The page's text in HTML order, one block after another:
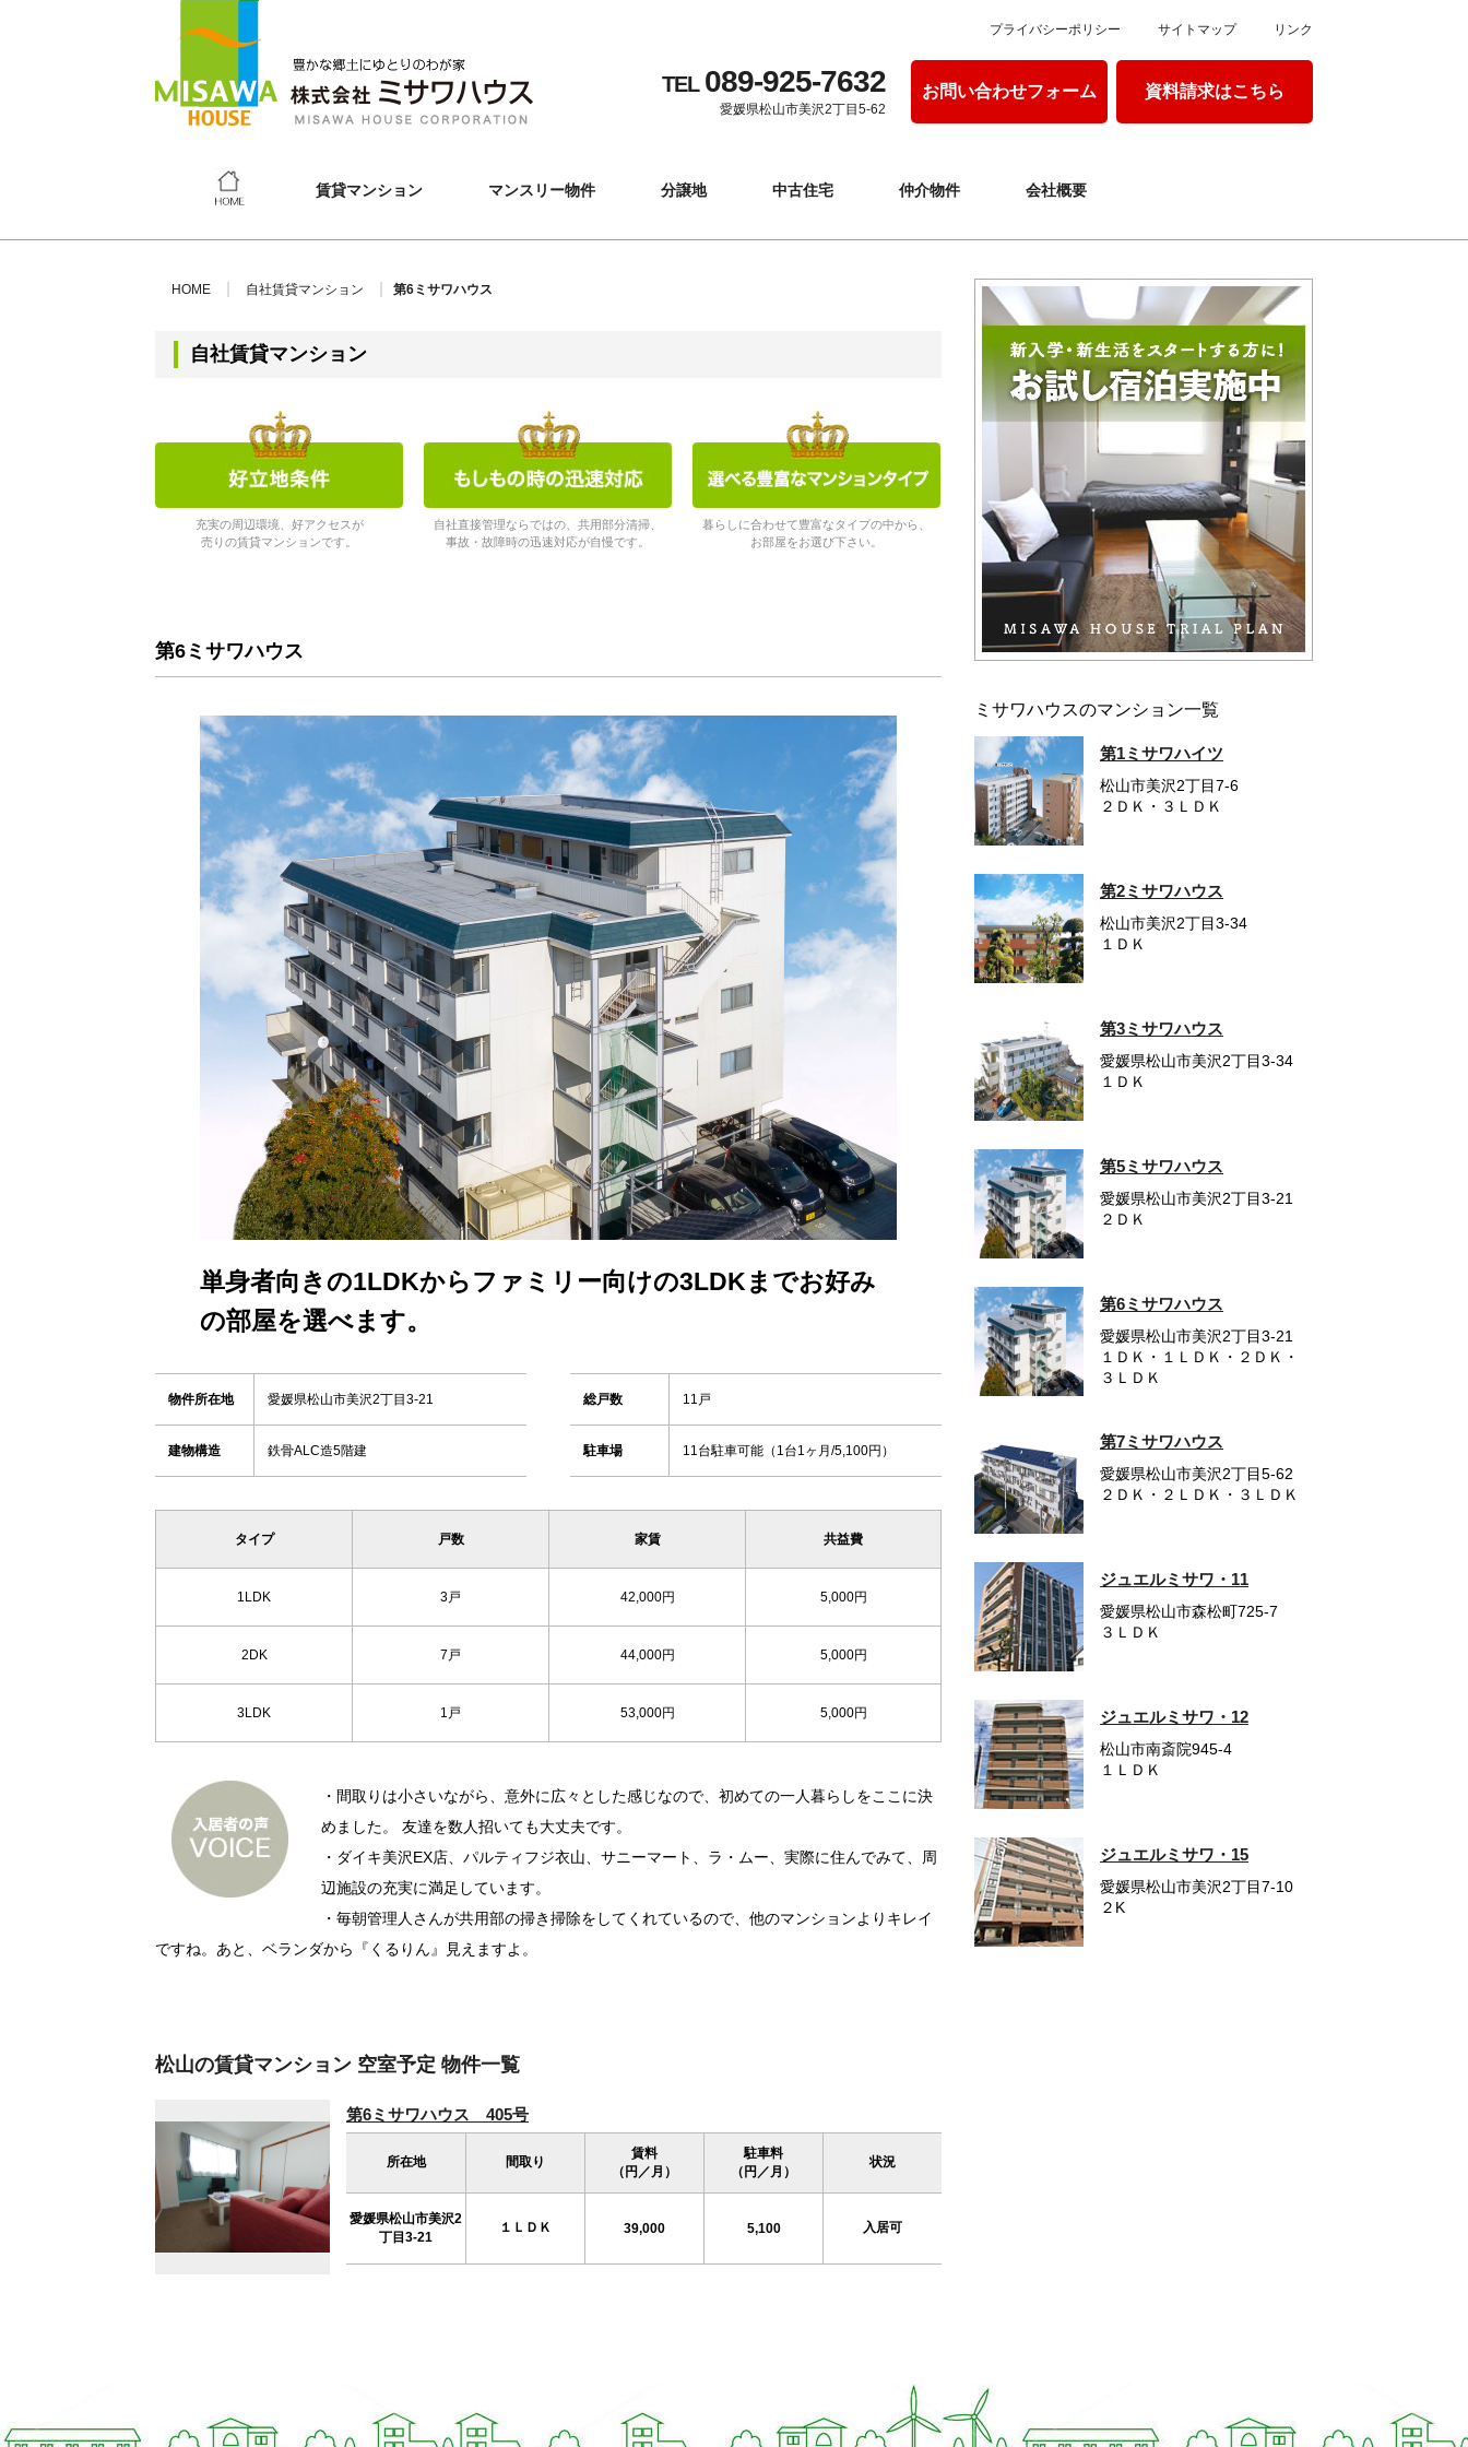
プライバシーポリシー サイトマップ リンク
TEL 089-925-7632
愛媛県松山市美沢2丁目5-62
お問い合わせフォーム 資料請求はこちら
賃貸マンション マンスリー物件 分譲地 中古住宅 仲介物件 会社概要
HOME 自社賃貸マンション 第6ミサワハウス
自社賃貸マンション
充実の周辺環境、好アクセスが
売りの賃貸マンションです。
自社直接管理ならではの、共用部分清掃、
事故・故障時の迅速対応が自慢です。
暮らしに合わせて豊富なタイプの中から、
お部屋をお選び下さい。
第6ミサワハウス
単身者向きの1LDKからファミリー向けの3LDKまでお好み
の部屋を選べます。
物件所在地 愛媛県松山市美沢2丁目3-21
建物構造 鉄骨ALC造5階建
総戸数 11戸
駐車場 11台駐車可能（1台1ヶ月/5,100円）
タイプ 戸数 家賃 共益費
1LDK 3戸 42,000円 5,000円
2DK 7戸 44,000円 5,000円
3LDK 1戸 53,000円 5,000円
・間取りは小さいながら、意外に広々とした感じなので、初めての一人暮らしをここに決
めました。 友達を数人招いても大丈夫です。
・ダイキ美沢EX店、パルティフジ衣山、サニーマート、ラ・ムー、実際に住んでみて、周
辺施設の充実に満足しています。
・毎朝管理人さんが共用部の掃き掃除をしてくれているので、他のマンションよりキレイ
ですね。あと、ベランダから『くるりん』見えますよ。
松山の賃貸マンション 空室予定 物件一覧
第6ミサワハウス 405号
所在地 間取り
賃料
（円／月）
駐車料
（円／月）
状況
愛媛県松山市美沢2
丁目3-21
１ＬＤＫ 39,000 5,100 入居可
ミサワハウスのマンション一覧
第1ミサワハイツ
松山市美沢2丁目7-6
２ＤＫ・３ＬＤＫ
第2ミサワハウス
松山市美沢2丁目3-34
１ＤＫ
第3ミサワハウス
愛媛県松山市美沢2丁目3-34
１ＤＫ
第5ミサワハウス
愛媛県松山市美沢2丁目3-21
２ＤＫ
第6ミサワハウス
愛媛県松山市美沢2丁目3-21
１ＤＫ・１ＬＤＫ・２ＤＫ・
３ＬＤＫ
第7ミサワハウス
愛媛県松山市美沢2丁目5-62
２ＤＫ・２ＬＤＫ・３ＬＤＫ
ジュエルミサワ・11
愛媛県松山市森松町725-7
３ＬＤＫ
ジュエルミサワ・12
松山市南斎院945-4
１ＬＤＫ
ジュエルミサワ・15
愛媛県松山市美沢2丁目7-10
２K